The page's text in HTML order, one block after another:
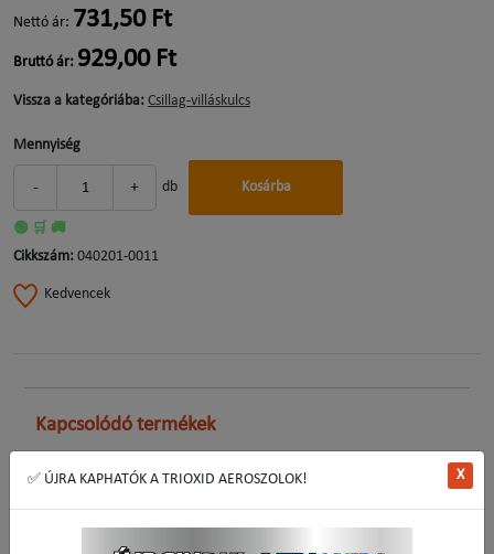
Nettó ár: 731,50 Ft
Bruttó ár: 929,00 Ft
Vissza a kategóriába: Csillag-villáskulcs
Mennyiség
- + db Kosárba
🟢 🛒 🚚
Cikkszám: 040201-0011
Kedvencek
Kapcsolódó termékek
✅ ÚJRA KAPHATÓK A TRIOXID AEROSZOLOK! X